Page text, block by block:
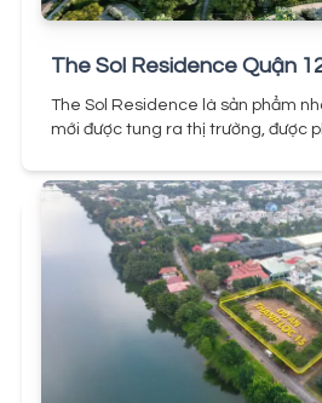
The Sol Residence Quận
The Sol Residence là sản phẩm
mới được tung ra thị trường, được
cấp xây sẵn.Với độ hoàn thiện
pháp lý cao nhất sổ hồng riêng
Residence được dự đoán sẽ là
trong năm 2022 tại khu vực Thạnh
bằng The Sol Residence Thạnh
Sol ResidenceVới tổng diện tích
của khu nhà phố The Sol
hợp lý khi có đủ công năng tiện
mại, khu vui chơi trẻ em. 106 là số
trong dự án, đảm bảo số lượng